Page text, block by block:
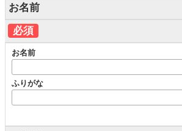
お名前
必須
お名前
ふりがな